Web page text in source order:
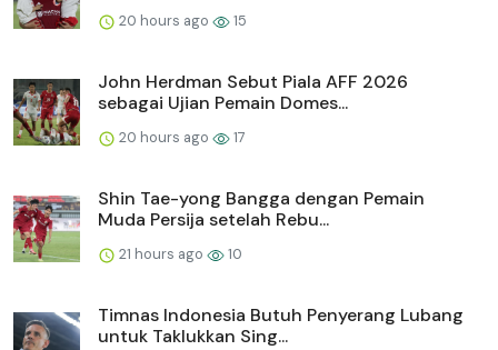
20 hours ago 15
John Herdman Sebut Piala AFF 2026
sebagai Ujian Pemain Domes...
20 hours ago 17
Shin Tae-yong Bangga dengan Pemain
Muda Persija setelah Rebu...
21 hours ago 10
Timnas Indonesia Butuh Penyerang Lubang
untuk Taklukkan Sing...